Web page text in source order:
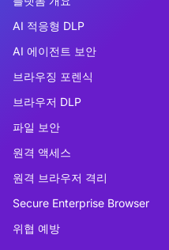
AI 적응형 DLP
AI 에이전트 보안
브라우징 포렌식
브라우저 DLP
파일 보안
원격 액세스
원격 브라우저 격리
Secure Enterprise Browser
위협 예방